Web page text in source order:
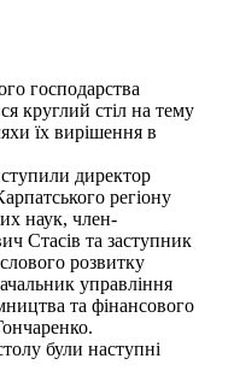
господарства
круглий стіл на тему
їх вирішення в
директор
регіону
наук, член-
Стасів та заступник
розвитку
управління
та фінансового
були наступні